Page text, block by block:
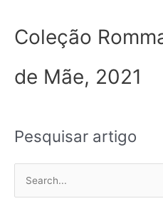
Coleção
de Mãe, 2021
Pesquisar artigo